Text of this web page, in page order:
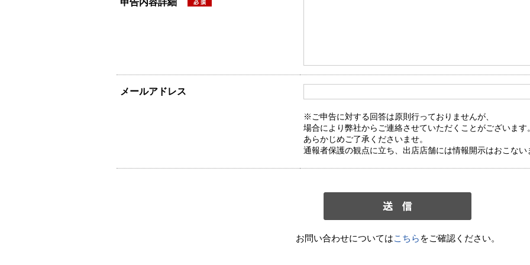
申告内容詳細
メールアドレス
※ご申告に対する回答は原則行っておりませんが、
場合により弊社からご連絡させていただくことがございます。
あらかじめご了承くださいませ。
通報者保護の観点に立ち、出店店舗には情報開示はおこない
お問い合わせについてはこちら をご確認ください。